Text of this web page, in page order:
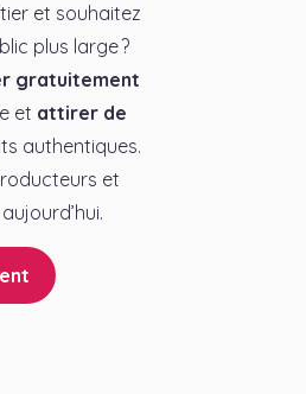
et souhaitez
plus large ?
gratuitement
et attirer de
authentiques.
et